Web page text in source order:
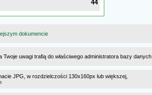
44
dokumencie
a Twoje uwagi trafią do właściwego administratora bazy danych
JPG, w rozdzielczości 130x160px lub większej,